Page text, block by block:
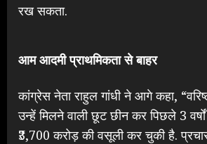
रख सकता.
आम आदमी प्राथमिकता से बाहर
कांग्रेस नेता राहुल गांधी ने आगे कहा,
उन्हें मिलने वाली छूट छीन कर पिछले 3
₹3,700 करोड़ की वसूली कर चुकी है.